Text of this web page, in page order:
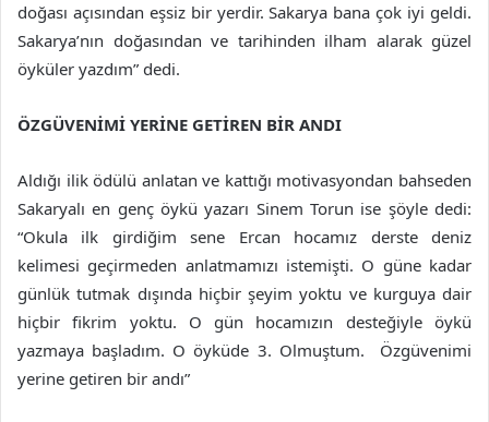
doğası açısından eşsiz bir yerdir. Sakarya bana çok iyi geldi.
Sakarya’nın doğasından ve tarihinden ilham alarak güzel
öyküler yazdım” dedi.
ÖZGÜVENİMİ YERİNE GETİREN BİR ANDI
Aldığı ilik ödülü anlatan ve kattığı motivasyondan bahseden
Sakaryalı en genç öykü yazarı Sinem Torun ise şöyle dedi:
“Okula ilk girdiğim sene Ercan hocamız derste deniz
kelimesi geçirmeden anlatmamızı istemişti. O güne kadar
günlük tutmak dışında hiçbir şeyim yoktu ve kurguya dair
hiçbir fikrim yoktu. O gün hocamızın desteğiyle öykü
yazmaya başladım. O öyküde 3. Olmuştum. Özgüvenimi
yerine getiren bir andı”